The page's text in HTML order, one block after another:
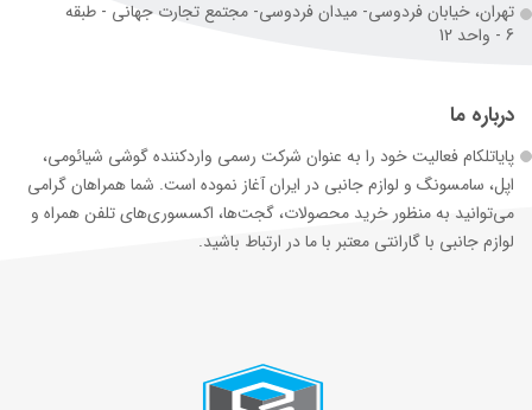
تهران، خیابان فردوسی- میدان فردوسی- مجتمع تجارت جهانی - طبقه
6 - واحد 12
درباره ما
پایاتلکام فعالیت خود را به عنوان شرکت رسمی وارد‌کننده گوشی شیائومی،
اپل، سامسونگ و لوازم جانبی در ایران آغاز نموده است. شما همراهان گرامی
می‌توانید به منظور خرید محصولات، گجت‌ها، اکسسوری‌های تلفن همراه و
لوازم جانبی با گارانتی معتبر با ما در ارتباط باشید.